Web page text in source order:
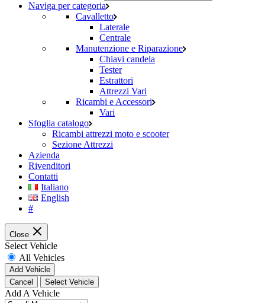
Naviga per categoria
Cavalletto
Laterale
Centrale
Manutenzione e Riparazione
Chiavi candela
Tester
Estrattori
Attrezzi Vari
Ricambi e Accessori
Vari
Sfoglia catalogo
Ricambi attrezzi moto e scooter
Sezione Attrezzi
Azienda
Rivenditori
Contatti
Italiano
English
#
Close
Select Vehicle
All Vehicles
Add Vehicle
Cancel
Select Vehicle
Add A Vehicle